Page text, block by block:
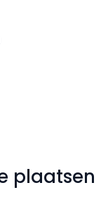
plaatsen